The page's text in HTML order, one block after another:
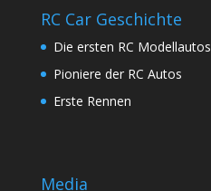
RC Car Geschichte
Die ersten RC Modellautos
Pioniere der RC Autos
Erste Rennen
Media